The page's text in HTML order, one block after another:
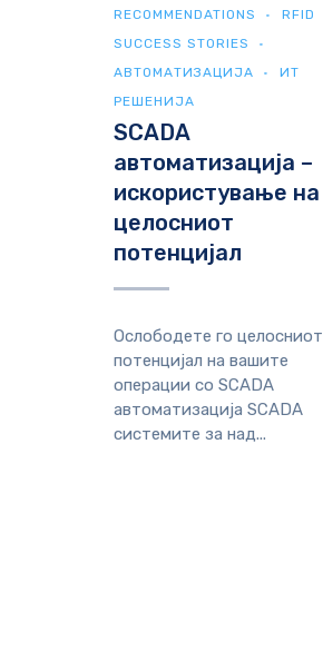
RECOMMENDATIONS
RFID
SUCCESS STORIES
АВТОМАТИЗАЦИЈА
ИТ
РЕШЕНИЈА
SCADA
автоматизација –
искористување на
целосниот
потенцијал
Ослободете го целосниот
потенцијал на вашите
операции со SCADA
автоматизација SCADA
системите за над...